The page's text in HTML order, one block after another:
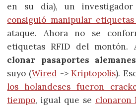
en su día), un
consiguió manipular etiquetas
ataque. Ahora no se
etiquetas RFID del montón.
clonar pasaportes alemanes
suyo (Wired ->Kriptopolis).
los holandeses fueron
tiempo, igual que se clonaron